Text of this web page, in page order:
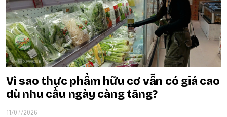
Vì sao thực phẩm hữu cơ vẫn có giá cao
dù nhu cầu ngày càng tăng?
11/07/2026